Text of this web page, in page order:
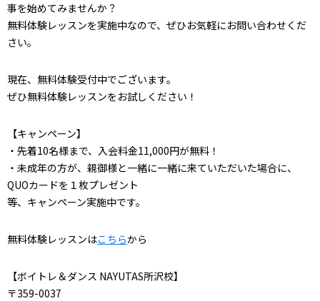
事を始めてみませんか？
無料体験レッスンを実施中なので、ぜひお気軽にお問い合わせくだ
さい。
現在、無料体験受付中でございます。
ぜひ無料体験レッスンをお試しください！
【キャンペーン】
・先着10名様まで、入会料金11,000円が無料！
・未成年の方が、親御様と一緒に一緒に来ていただいた場合に、
QUOカードを１枚プレゼント
等、キャンペーン実施中です。
無料体験レッスンはこちらから
【ボイトレ＆ダンス NAYUTAS所沢校】
〒359-0037